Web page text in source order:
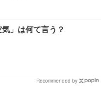
」は何て言う？
Recommended by